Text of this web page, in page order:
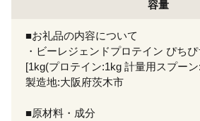
容量
■お礼品の内容について
・ビーレジェンドプロテイン ぴち
[1kg(プロテイン:1kg 計量用スプー
製造地:大阪府茨木市
■原材料・成分